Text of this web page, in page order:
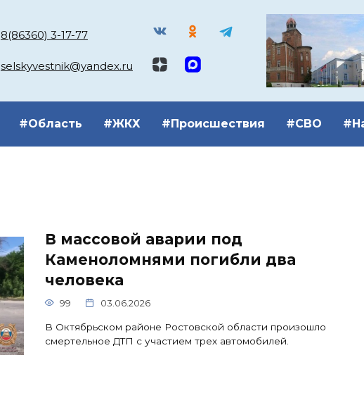
8(86360) 3-17-77
selskyvestnik@yandex.ru
#Область #ЖКХ #Происшествия #СВО
В массовой аварии под
Каменоломнями погибли два
человека
99 03.06.2026
В Октябрьском районе Ростовской области произошло
смертельное ДТП с участием трех автомобилей.